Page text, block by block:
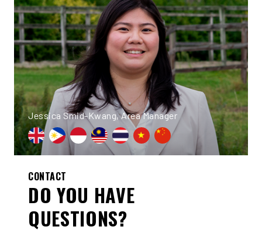
Jessica Smid-Kwang, Area Manager
CONTACT
DO YOU HAVE
QUESTIONS?